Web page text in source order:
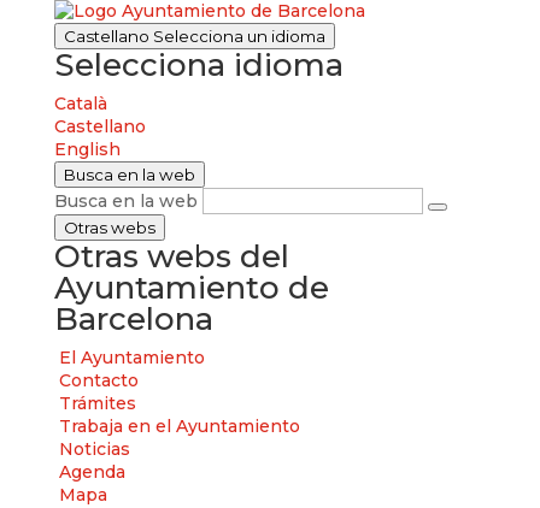
Castellano Selecciona un idioma
Selecciona idioma
Català
Castellano
English
Busca en la web
Busca en la web
Otras webs
Otras webs del
Ayuntamiento de
Barcelona
El Ayuntamiento
Contacto
Trámites
Trabaja en el Ayuntamiento
Noticias
Agenda
Mapa